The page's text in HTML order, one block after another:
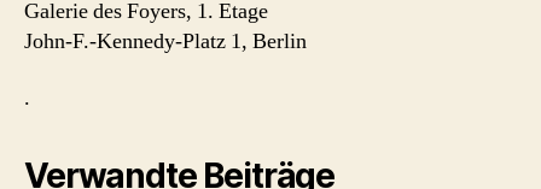
Galerie des Foyers, 1. Etage
John-F.-Kennedy-Platz 1, Berlin
.
Verwandte Beiträge